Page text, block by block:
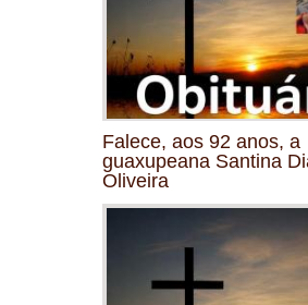
Falece, aos 92 anos, a
guaxupeana Santina
Oliveira